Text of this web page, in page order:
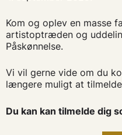
Kom og oplev en masse
artistoptræden og
Påskønnelse.
Vi vil gerne vide om du
længere muligt at
Du kan kan tilmelde dig